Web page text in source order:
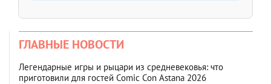
ГЛАВНЫЕ НОВОСТИ
Легендарные игры и рыцари из средневековья: что
приготовили для гостей Comic Con Astana 2026